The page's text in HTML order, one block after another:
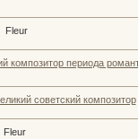
Fleur
композитор периода
советский композитор
Fleur